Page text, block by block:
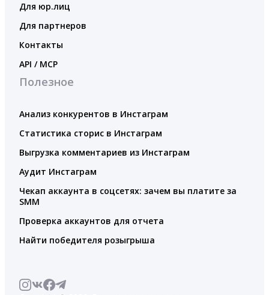
Для юр.лиц
Для партнеров
Контакты
API / MCP
Полезное
Анализ конкурентов в Инстаграм
Статистика сторис в Инстаграм
Выгрузка комментариев из Инстаграм
Аудит Инстаграм
Чекап аккаунта в соцсетях: зачем вы платите за
SMM
Проверка аккаунтов для отчета
Найти победителя розыгрыша